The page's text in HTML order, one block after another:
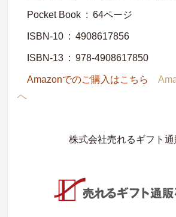
Pocket Book ‏ : ‎64ページ
ISBN-10 ‏ : ‎4908617856
ISBN-13 ‏ : ‎978-4908617850
Amazonでのご購入はこちら
へ
株式会社売れるギフト